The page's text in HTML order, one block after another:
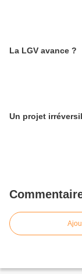
La LGV avance ?
Un projet